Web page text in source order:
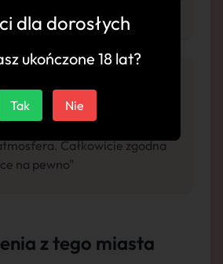
więc mogę się wypowiedzieć:
Całkowicie zgodna
na pewno"
z tego miasta
dla dorosłych
ukończone 18 lat?
Tak Nie